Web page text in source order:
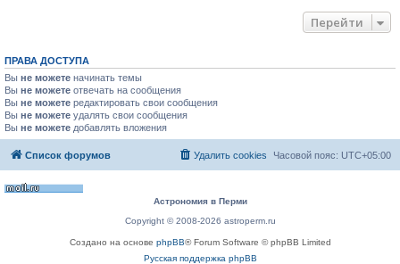
Перейти
ПРАВА ДОСТУПА
Вы не можете начинать темы
Вы не можете отвечать на сообщения
Вы не можете редактировать свои сообщения
Вы не можете удалять свои сообщения
Вы не можете добавлять вложения
Список форумов Часовой пояс: UTC+05:00
Удалить cookies
Астрономия в Перми
Copyright © 2008-2026 astroperm.ru
Создано на основе phpBB® Forum Software © phpBB Limited
Русская поддержка phpBB